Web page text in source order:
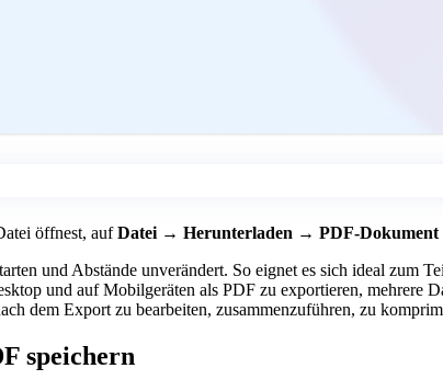
öffnest, aufDatei → Herunterladen → PDF-Dokument
und Abstände unverändert. So eignet es sich ideal zum
und auf Mobilgeräten als PDF zu exportieren, mehrere
dem Export zu bearbeiten, zusammenzuführen, zu
speichern